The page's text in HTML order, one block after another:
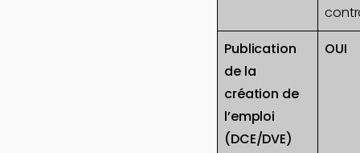
Publication
de la
création de
l’emploi
(DCE/DVE)
OUI